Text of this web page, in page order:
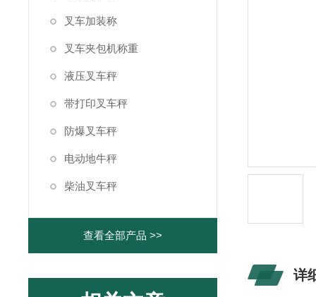
叉车加装称
叉车夹包机称重
液压叉车秤
带打印叉车秤
防爆叉车秤
电动地牛秤
柴油叉车秤
查看全部产品 >>
详